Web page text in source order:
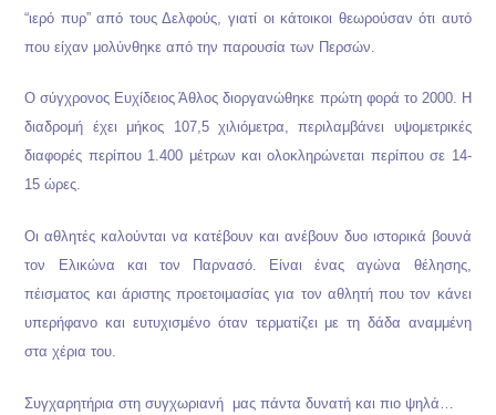
“ιερό πυρ” από τους Δελφούς, γιατί οι κάτοικοι θεωρούσαν ότι αυτό
που είχαν μολύνθηκε από την παρουσία των Περσών.
Ο σύγχρονος Ευχίδειος Άθλος διοργανώθηκε πρώτη φορά το 2000. Η
διαδρομή έχει μήκος 107,5 χιλιόμετρα, περιλαμβάνει υψομετρικές
διαφορές περίπου 1.400 μέτρων και ολοκληρώνεται περίπου σε 14-
15 ώρες.
Οι αθλητές καλούνται να κατέβουν και ανέβουν δυο ιστορικά βουνά
τον Ελικώνα και τον Παρνασό. Είναι ένας αγώνα θέλησης,
πέισματος και άριστης προετοιμασίας για τον αθλητή που τον κάνει
υπερήφανο και ευτυχισμένο όταν τερματίζει με τη δάδα αναμμένη
στα χέρια του.
Συγχαρητήρια στη συγχωριανή μας πάντα δυνατή και πιο ψηλά…